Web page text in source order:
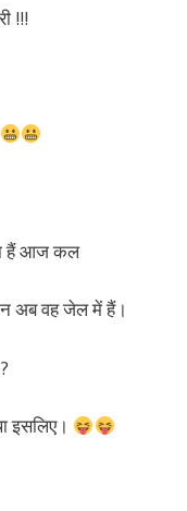
!!!
हैं आज कल
अब वह जेल में हैं।
इसलिए।